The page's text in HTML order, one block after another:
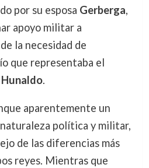
por su esposa Gerberga,
apoyo militar a
la necesidad de
que representaba el
Hunaldo.
aparentemente un
política y militar,
de las diferencias más
reyes. Mientras que